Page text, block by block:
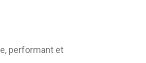
performant et